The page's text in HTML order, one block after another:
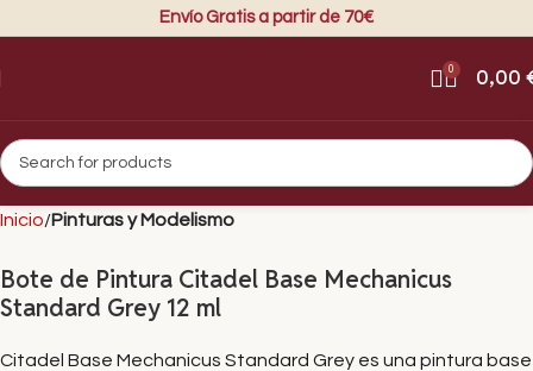
Envío Gratis a partir de 70€
0 0,00
Inicio Pinturas y Modelismo
Bote de Pintura Citadel Base Mechanicus
Standard Grey 12 ml
Citadel Base Mechanicus Standard Grey es una pintura base